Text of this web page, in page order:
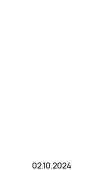
02.10.2024